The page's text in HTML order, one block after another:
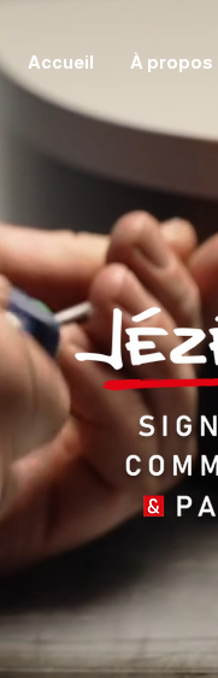
Accueil À propos